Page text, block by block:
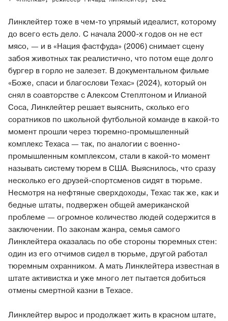
Линклейтер тоже в чем-то упрямый идеалист, которому
до всего есть дело. С начала 2000-х годов он не ест
мясо, — и в «Нация фастфуда» (2006) снимает сцену
забоя животных так реалистично, что потом еще долго
бургер в горло не залезет. В документальном фильме
«Боже, спаси и благослови Техас» (2024), который он
снял в соавторстве с Алексом Степлтоном и Илианой
Соса, Линклейтер решает выяснить, сколько его
соратников по школьной футбольной команде в какой-то
момент прошли через тюремно-промышленный
комплекс Техаса — так, по аналогии с военно-
промышленным комплексом, стали в какой-то момент
называть систему тюрем в США. Выяснилось, что сразу
несколько его друзей-спортсменов сидят в тюрьме.
Несмотря на нефтяные сверхдоходы, Техас так же, как и
бедные штаты, подвержен общей американской
проблеме — огромное количество людей содержится в
заключении. По законам жанра, семья самого
Линклейтера оказалась по обе стороны тюремных стен:
один из его отчимов сидел в тюрьме, другой работал
тюремным охранником. А мать Линклейтера известная в
штате активистка и уже много лет пытается добиться
отмены смертной казни в Техасе.
Линклейтер вырос и продолжает жить в красном штате,